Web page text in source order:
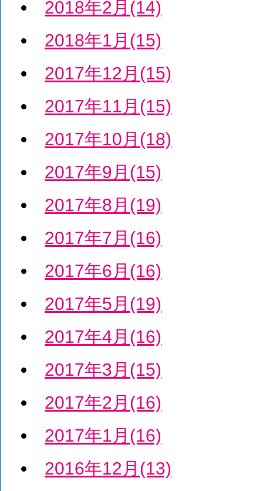
2018年2月(14)
2018年1月(15)
2017年12月(15)
2017年11月(15)
2017年10月(18)
2017年9月(15)
2017年8月(19)
2017年7月(16)
2017年6月(16)
2017年5月(19)
2017年4月(16)
2017年3月(15)
2017年2月(16)
2017年1月(16)
2016年12月(13)